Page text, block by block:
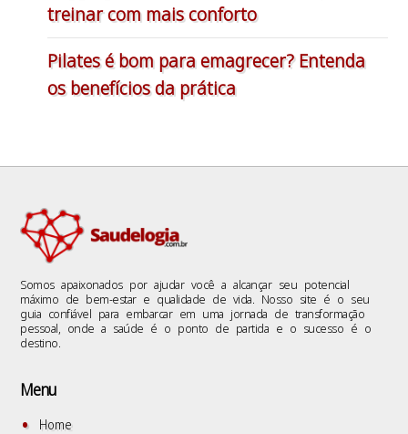
treinar com mais conforto
Pilates é bom para emagrecer? Entenda
os benefícios da prática
Somos apaixonados por ajudar você a alcançar seu potencial
máximo de bem-estar e qualidade de vida. Nosso site é o seu
guia confiável para embarcar em uma jornada de transformação
pessoal, onde a saúde é o ponto de partida e o sucesso é o
destino.
Menu
Home